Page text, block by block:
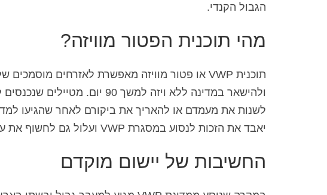
הגבול הקנדי.
מהי תוכנית הפטור מוויזה?
לשנות את מעמדם או להאריך את ביקורם לאחר שהגיעו
יאבד את הזכות לנסוע במסגרת VWP ועלול גם לחשוף את עצמו לעונשים אחרים על פי החקיקה האמריקאית.
החשיבות של יישום מוקדם